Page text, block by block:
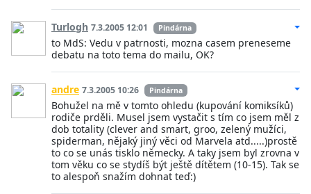
Turlogh 7.3.2005 12:01 Pindárna
to MdS: Vedu v patrnosti, mozna casem preneseme
debatu na toto tema do mailu, OK?
andre 7.3.2005 10:26 Pindárna
Bohužel na mě v tomto ohledu (kupování komiksíků)
rodiče prděli. Musel jsem vystačit s tím co jsem měl z
dob totality (clever and smart, groo, zelený mužíci,
spiderman, nějaký jiný věci od Marvela atd.....)prostě
to co se unás tisklo německy. A taky jsem byl zrovna v
tom věku co se stydíš být ještě dítětem (10-15). Tak se
to alespoň snažím dohnat teď:)